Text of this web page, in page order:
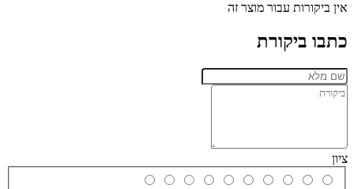
אין ביקורות עבור מוצר זה
כתבו ביקורת
ציון